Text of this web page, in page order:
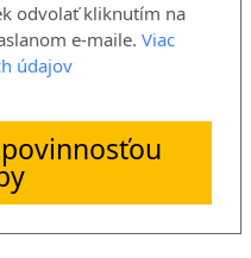
odvolať kliknutím na
e-maile. Viac
údajov